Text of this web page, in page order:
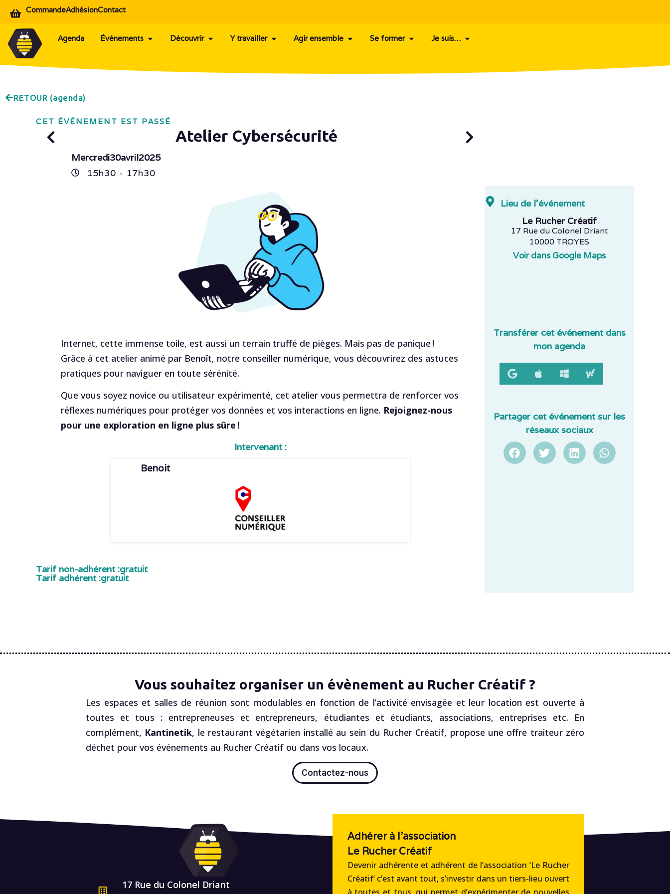
CommandeAdhésionContact
Agenda Événements Découvrir Y travailler Agir ensemble Se former Je suis…
RETOUR (agenda)
CET ÉVÉNEMENT EST PASSÉ
Atelier Cybersécurité
Mercredi30avril2025
15h30 - 17h30
Lieu de l'événement
Le Rucher Créatif
17 Rue du Colonel Driant
10000 TROYES
Voir dans Google Maps
Internet, cette immense toile, est aussi un terrain truffé de pièges. Mais pas de panique !
Grâce à cet atelier animé par Benoît, notre conseiller numérique, vous découvrirez des astuces
pratiques pour naviguer en toute sérénité.
Que vous soyez novice ou utilisateur expérimenté, cet atelier vous permettra de renforcer vos
réflexes numériques pour protéger vos données et vos interactions en ligne. Rejoignez-nous
pour une exploration en ligne plus sûre !
Intervenant :
Benoit
Tarif non-adhérent :gratuit
Tarif adhérent :gratuit
Transférer cet événement dans
mon agenda
Partager cet événement sur les
réseaux sociaux
Vous souhaitez organiser un évènement au Rucher Créatif ?
Les espaces et salles de réunion sont modulables en fonction de l’activité envisagée et leur location est ouverte à
toutes et tous : entrepreneuses et entrepreneurs, étudiantes et étudiants, associations, entreprises etc. En
complément, Kantinetik, le restaurant végétarien installé au sein du Rucher Créatif, propose une offre traiteur zéro
déchet pour vos événements au Rucher Créatif ou dans vos locaux.
Contactez-nous
17 Rue du Colonel Driant
Adhérer à l'association
Le Rucher Créatif
Devenir adhérente et adhérent de l’association ‘Le Rucher
Créatif‘ c’est avant tout, s’investir dans un tiers-lieu ouvert